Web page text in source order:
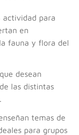
actividad para
en
fauna y flora del
desean
las distintas
temas de
para grupos